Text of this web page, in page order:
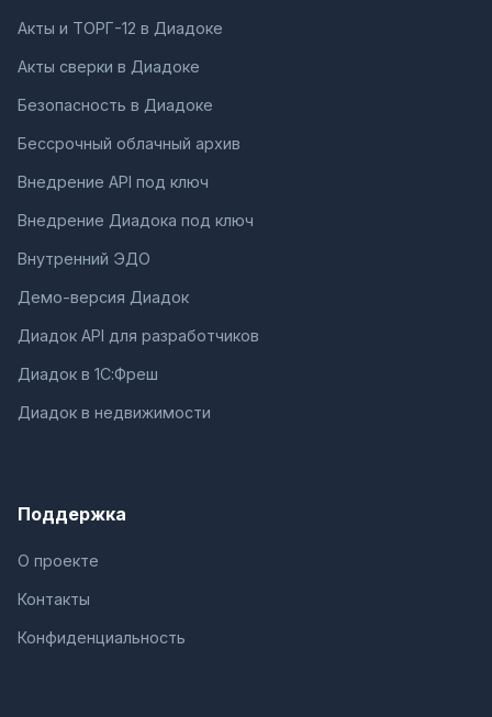
Акты и ТОРГ-12 в Диадоке
Акты сверки в Диадоке
Безопасность в Диадоке
Бессрочный облачный архив
Внедрение API под ключ
Внедрение Диадока под ключ
Внутренний ЭДО
Демо-версия Диадок
Диадок API для разработчиков
Диадок в 1С:Фреш
Диадок в недвижимости
Поддержка
О проекте
Контакты
Конфиденциальность